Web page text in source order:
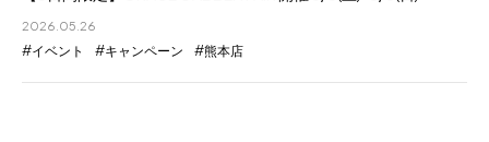
2026.05.26
イベント キャンペーン 熊本店